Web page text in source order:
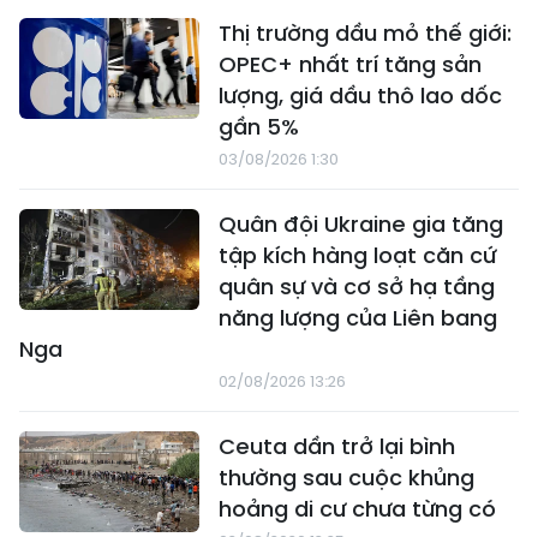
Thị trường dầu mỏ thế giới:
OPEC+ nhất trí tăng sản
lượng, giá dầu thô lao dốc
gần 5%
03/08/2026 1:30
Quân đội Ukraine gia tăng
tập kích hàng loạt căn cứ
quân sự và cơ sở hạ tầng
năng lượng của Liên bang
Nga
02/08/2026 13:26
Ceuta dần trở lại bình
thường sau cuộc khủng
hoảng di cư chưa từng có